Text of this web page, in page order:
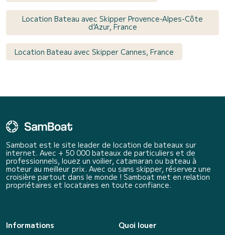
Location Bateau avec Skipper Provence-Alpes-Côte
d'Azur, France
Location Bateau avec Skipper Cannes, France
Samboat est le site leader de location de bateaux sur
internet. Avec + 50 000 bateaux de particuliers et de
professionnels, louez un voilier, catamaran ou bateau à
moteur au meilleur prix. Avec ou sans skipper, réservez une
croisière partout dans le monde ! Samboat met en relation
propriétaires et locataires en toute confiance.
Informations
Quoi louer